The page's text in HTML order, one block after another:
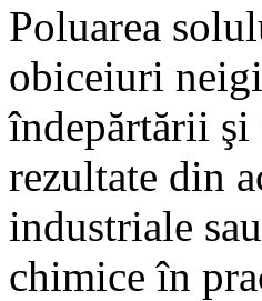
Poluarea
obiceiuri
îndepărtării
rezultate din
industriale
chimice în